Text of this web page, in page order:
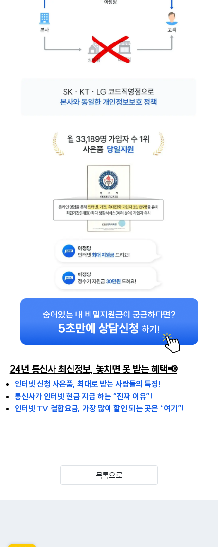
24년 통신사 최신정보, 놓치면 못 받는 혜택📢
인터넷 신청 사은품, 최대로 받는 사람들의 특징!
통신사가 인터넷 현금 지급 하는 “진짜 이유”!
인터넷 TV 결합요금, 가장 많이 할인 되는 곳은 “여기”!
목록으로